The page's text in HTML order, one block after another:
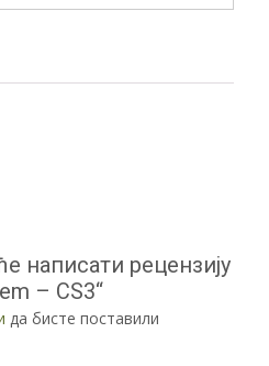
написати рецензију
– CS3“
да бисте поставили